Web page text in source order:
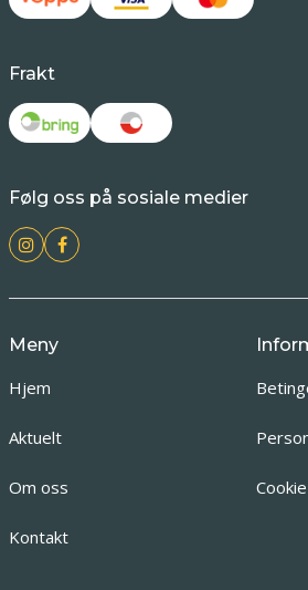
Frakt
Følg oss på sosiale medier
Meny
Hjem
Aktuelt
Om oss
Kontakt